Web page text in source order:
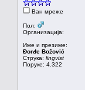
Ван мреже
Пол:
Организација:
Име и презиме:
Đorđe Božović
Струка: lingvist
Поруке: 4.322